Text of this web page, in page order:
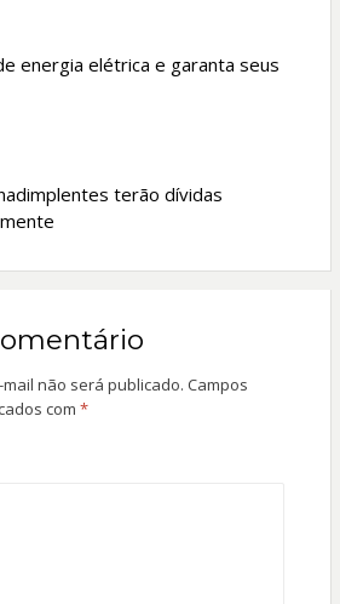
k p
energia elétrica e garanta seus
terão dívidas
não será publicado. Campos
com *